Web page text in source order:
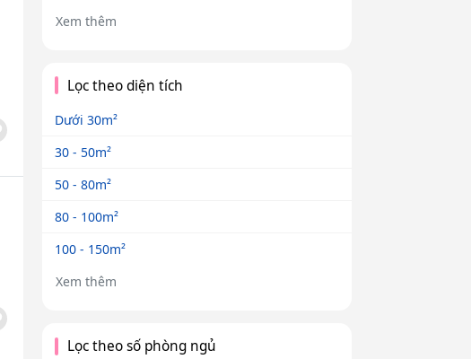
Xem thêm
Lọc theo diện tích
Dưới 30m²
30 - 50m²
50 - 80m²
80 - 100m²
100 - 150m²
Xem thêm
Lọc theo số phòng ngủ